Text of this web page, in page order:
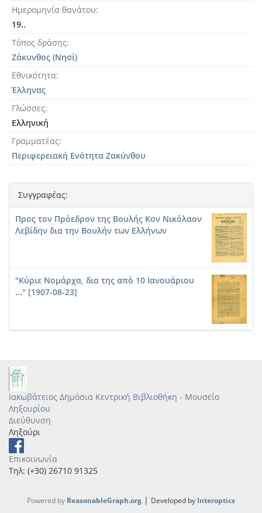
Ημερομηνία θανάτου
19..
Τόπος δράσης
Ζάκυνθος (Νησί)
Εθνικότητα
Έλληνας
Γλώσσες
Ελληνική
Γραμματέας
Περιφερειακή Ενότητα Ζακύνθου
Συγγραφέας:
Προς τον Πρόεδρον της Βουλής Κον Νικόλαον
Λεβίδην δια την Βουλήν των Ελλήνων
"Κύριε Νομάρχα, δια της από 10 Ιανουάριου
..." [1907-08-23]
Ιακωβάτειος Δημόσια Κεντρική Βιβλιοθήκη - Μουσείο
Ληξουρίου
Διεύθυνση
Ληξούρι
Επικοινωνία
Τηλ: (+30) 26710 91325
Powered by ReasonableGraph.org | Developed by Interoptics